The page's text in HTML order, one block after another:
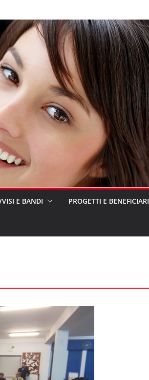
E BANDI PROGETTI E BENEFICIARI